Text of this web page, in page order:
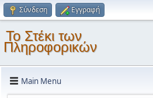
Σύνδεση Εγγραφή
Το Στέκι των
Πληροφορικών
Main Menu